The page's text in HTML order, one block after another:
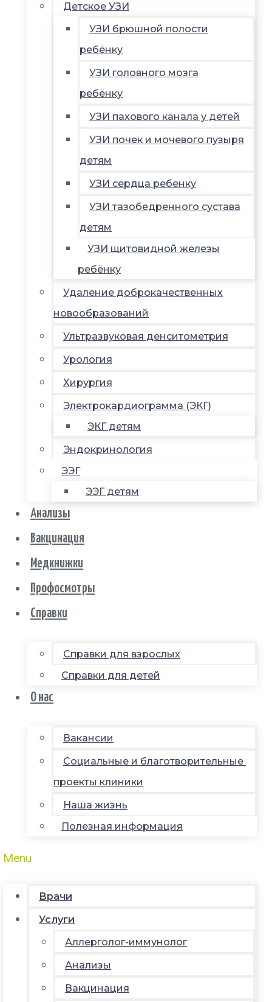
Детское УЗИ
УЗИ брюшной полости
ребёнку
УЗИ головного мозга
ребёнку
УЗИ пахового канала у детей
УЗИ почек и мочевого пузыря
детям
УЗИ сердца ребенку
УЗИ тазобедренного сустава
детям
УЗИ щитовидной железы
ребёнку
Удаление доброкачественных
новообразований
Ультразвуковая денситометрия
Урология
Хирургия
Электрокардиограмма (ЭКГ)
ЭКГ детям
Эндокринология
ЭЭГ
ЭЭГ детям
Анализы
Вакцинация
Медкнижки
Профосмотры
Справки
Справки для взрослых
Справки для детей
О нас
Вакансии
Социальные и благотворительные
проекты клиники
Наша жизнь
Полезная информация
Menu
Врачи
Услуги
Аллерголог-иммунолог
Анализы
Вакцинация